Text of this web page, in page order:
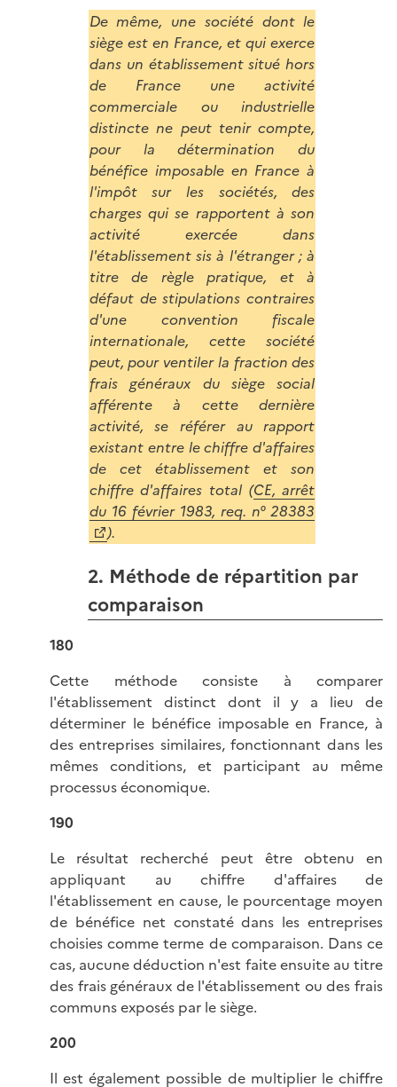
De même, une société dont le
siège est en France, et qui exerce
dans un établissement situé hors
de France une activité
commerciale ou industrielle
distincte ne peut tenir compte,
pour la détermination du
bénéfice imposable en France à
l'impôt sur les sociétés, des
charges qui se rapportent à son
activité exercée dans
l'établissement sis à l'étranger ; à
titre de règle pratique, et à
défaut de stipulations contraires
d'une convention fiscale
internationale, cette société
peut, pour ventiler la fraction des
frais généraux du siège social
afférente à cette dernière
activité, se référer au rapport
existant entre le chiffre d'affaires
de cet établissement et son
chiffre d'affaires total (CE, arrêt
du 16 février 1983, req. n° 28383
).
2. Méthode de répartition par
comparaison
180
Cette méthode consiste à comparer
l'établissement distinct dont il y a lieu de
déterminer le bénéfice imposable en France, à
des entreprises similaires, fonctionnant dans les
mêmes conditions, et participant au même
processus économique.
190
Le résultat recherché peut être obtenu en
appliquant au chiffre d'affaires de
l'établissement en cause, le pourcentage moyen
de bénéfice net constaté dans les entreprises
choisies comme terme de comparaison. Dans ce
cas, aucune déduction n'est faite ensuite au titre
des frais généraux de l'établissement ou des frais
communs exposés par le siège.
200
Il est également possible de multiplier le chiffre